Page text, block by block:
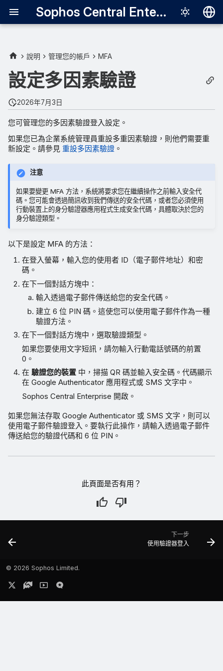
Sophos Central Enterprise
Italiano
한국어
說明 管理您的帳戶 MFA
設定多因素驗證
2026年7月3日
您可管理您的多因素驗證登入設定。
如果您已為企業系統管理員重設多重因素驗證，則他們需要重
新設定。請參見 重設多因素驗證 。
注意
如果要變更 MFA 方法，系統將要求您在繼續操作之前輸入安全代
碼。您可能會透過簡訊收到我們傳送的安全代碼，或者您必須使用
行動裝置上的身分驗證器應用程式生成安全代碼，具體取決於您的
身分驗證類型。
以下是設定 MFA 的方法：
在登入螢幕，輸入您的使用者 ID（電子郵件地址）和密
碼。
在下一個對話方塊中：
輸入透過電子郵件傳送給您的安全代碼。
建立 6 位 PIN 碼。這使您可以使用電子郵件作為一種
驗證方法。
在下一個對話方塊中，選取驗證類型。
如果您要使用文字短訊，請勿輸入行動電話號碼的前置
0。
在驗證您的裝置 中，掃描 QR 碼並輸入安全碼。代碼顯示
在 Google Authenticator 應用程式或 SMS 文字中。
Sophos Central Enterprise 開啟。
如果您無法存取 Google Authenticator 或 SMS 文字，則可以
使用電子郵件驗證登入。要執行此操作，請輸入透過電子郵件
傳送給您的驗證代碼和 6 位 PIN。
此頁面是否有用？
下一步
使用驗證器登入
© 2026 Sophos Limited.